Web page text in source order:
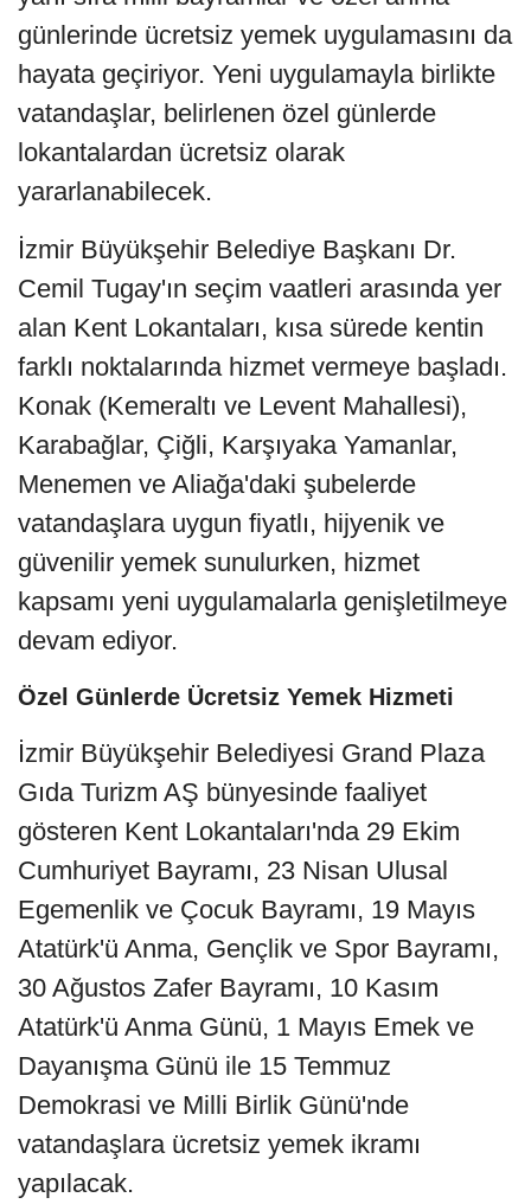
günlerinde ücretsiz yemek uygulamasını da
hayata geçiriyor. Yeni uygulamayla birlikte
vatandaşlar, belirlenen özel günlerde
lokantalardan ücretsiz olarak
yararlanabilecek.
İzmir Büyükşehir Belediye Başkanı Dr.
Cemil Tugay'ın seçim vaatleri arasında yer
alan Kent Lokantaları, kısa sürede kentin
farklı noktalarında hizmet vermeye başladı.
Konak (Kemeraltı ve Levent Mahallesi),
Karabağlar, Çiğli, Karşıyaka Yamanlar,
Menemen ve Aliağa'daki şubelerde
vatandaşlara uygun fiyatlı, hijyenik ve
güvenilir yemek sunulurken, hizmet
kapsamı yeni uygulamalarla genişletilmeye
devam ediyor.
Özel Günlerde Ücretsiz Yemek Hizmeti
İzmir Büyükşehir Belediyesi Grand Plaza
Gıda Turizm AŞ bünyesinde faaliyet
gösteren Kent Lokantaları'nda 29 Ekim
Cumhuriyet Bayramı, 23 Nisan Ulusal
Egemenlik ve Çocuk Bayramı, 19 Mayıs
Atatürk'ü Anma, Gençlik ve Spor Bayramı,
30 Ağustos Zafer Bayramı, 10 Kasım
Atatürk'ü Anma Günü, 1 Mayıs Emek ve
Dayanışma Günü ile 15 Temmuz
Demokrasi ve Milli Birlik Günü'nde
vatandaşlara ücretsiz yemek ikramı
yapılacak.